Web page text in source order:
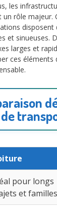
les
un rôle majeur.
disposent
et sinueuses.
larges et
ces éléments
pour longs
et familles